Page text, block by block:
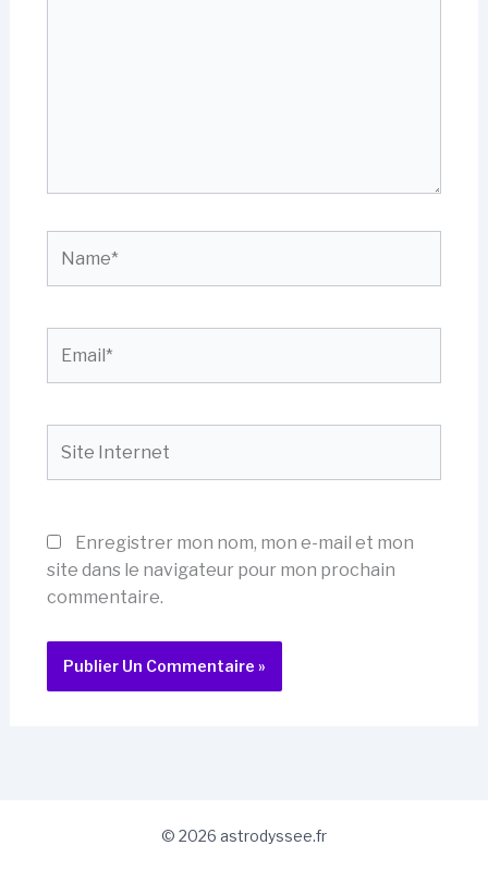
Internet
Enregistrer mon nom, mon e-mail et mon
site dans le navigateur pour mon prochain
commentaire.
© 2026 astrodyssee.fr